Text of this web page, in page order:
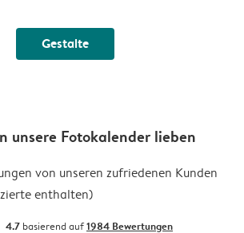
Gestalte
unsere Fotokalender lieben
von unseren zufriedenen Kunden
enthalten)
4.7 basierend auf1984 Bewertungen